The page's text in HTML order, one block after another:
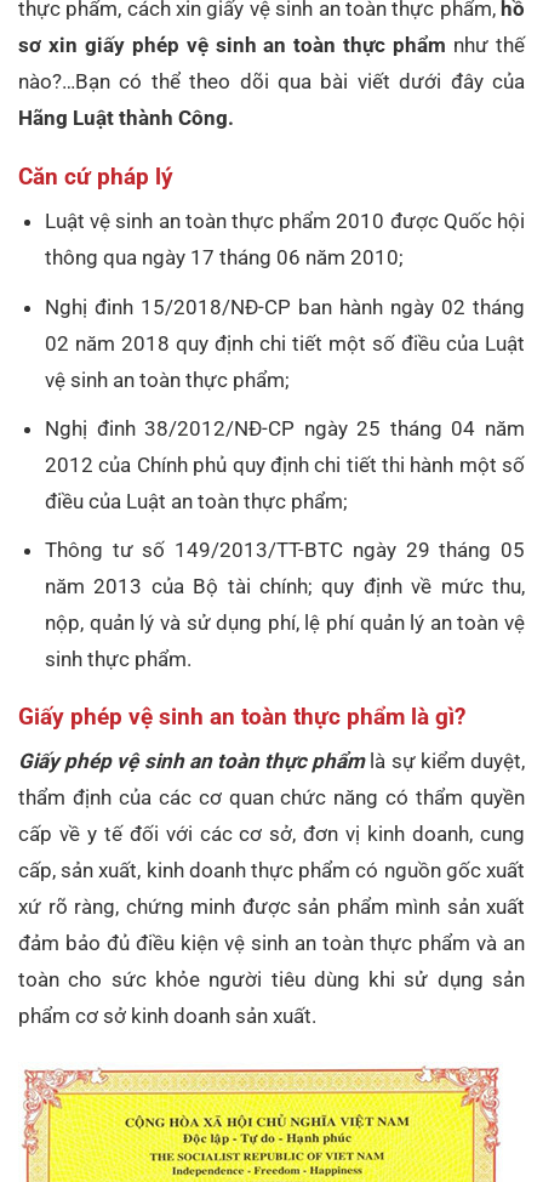
thực phẩm, cách xin giấy vệ sinh an toàn thực phẩm, hồ
sơ xin giấy phép vệ sinh an toàn thực phẩm như thế
nào?…Bạn có thể theo dõi qua bài viết dưới đây của
Hãng Luật thành Công.
Căn cứ pháp lý
Luật vệ sinh an toàn thực phẩm 2010 được Quốc hội
thông qua ngày 17 tháng 06 năm 2010;
Nghị đinh 15/2018/NĐ-CP ban hành ngày 02 tháng
02 năm 2018 quy định chi tiết một số điều của Luật
vệ sinh an toàn thực phẩm;
Nghị đinh 38/2012/NĐ-CP ngày 25 tháng 04 năm
2012 của Chính phủ quy định chi tiết thi hành một số
điều của Luật an toàn thực phẩm;
Thông tư số 149/2013/TT-BTC ngày 29 tháng 05
năm 2013 của Bộ tài chính; quy định về mức thu,
nộp, quản lý và sử dụng phí, lệ phí quản lý an toàn vệ
sinh thực phẩm.
Giấy phép vệ sinh an toàn thực phẩm là gì?
Giấy phép vệ sinh an toàn thực phẩmlà sự kiểm duyệt,
thẩm định của các cơ quan chức năng có thẩm quyền
cấp về y tế đối với các cơ sở, đơn vị kinh doanh, cung
cấp, sản xuất, kinh doanh thực phẩm có nguồn gốc xuất
xứ rõ ràng, chứng minh được sản phẩm mình sản xuất
đảm bảo đủ điều kiện vệ sinh an toàn thực phẩm và an
toàn cho sức khỏe người tiêu dùng khi sử dụng sản
phẩm cơ sở kinh doanh sản xuất.